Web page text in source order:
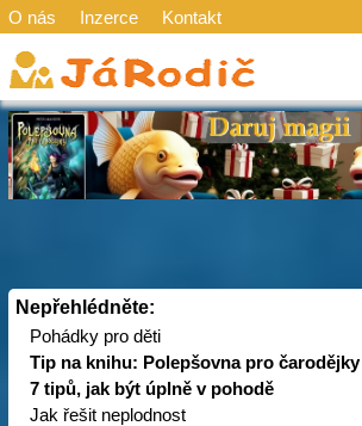
O nás Inzerce Kontakt
Nepřehlédněte:
Pohádky pro děti
Tip na knihu: Polepšovna pro čarodějky
7 tipů, jak být úplně v pohodě
Jak řešit neplodnost